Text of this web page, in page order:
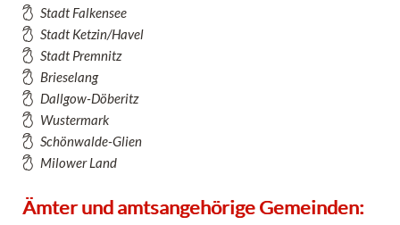
Stadt Falkensee
Stadt Ketzin/Havel
Stadt Premnitz
Brieselang
Dallgow-Döberitz
Wustermark
Schönwalde-Glien
Milower Land
Ämter und amtsangehörige Gemeinden: